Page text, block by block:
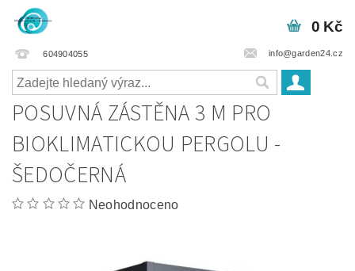
604904055 info@garden24.cz
0 Kč
POSUVNÁ ZÁSTĚNA 3 M PRO
BIOKLIMATICKOU PERGOLU -
ŠEDOČERNÁ
Neohodnoceno